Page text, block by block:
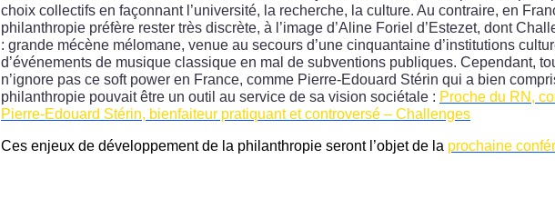
choix collectifs en façonnant l’université, la recherche, la culture. Au contraire, en
philanthropie préfère rester très discrète, à l’image d’Aline Foriel d’Estezet, dont
: grande mécène mélomane, venue au secours d’une cinquantaine d’institutions
d’événements de musique classique en mal de subventions publiques. Cependant,
n’ignore pas ce soft power en France, comme Pierre-Edouard Stérin qui a bien
philanthropie pouvait être un outil au service de sa vision sociétale : Proche du RN,
Pierre-Edouard Stérin, bienfaiteur pratiquant et controversé – Challenges
Ces enjeux de développement de la philanthropie seront l’objet de la prochaine